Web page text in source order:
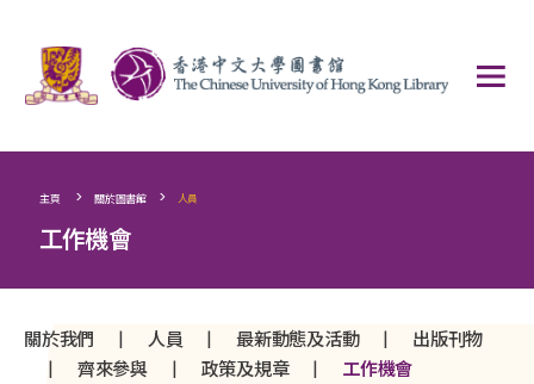
主頁 > 關於圖書館 > 人員
工作機會
關於我們 | 人員 | 最新動態及活動 | 出版刊物
| 齊來參與 | 政策及規章 | 工作機會